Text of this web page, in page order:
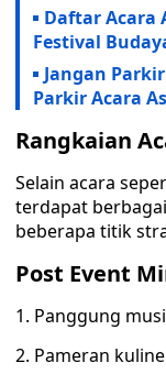
Daftar Acara
Festival
Jangan
Parkir Acara
Rangkaian
Selain acara
terdapat
beberapa titik
Post Event
1. Panggung
2. Pameran